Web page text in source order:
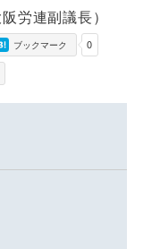
労連副議長）
0
ブックマーク